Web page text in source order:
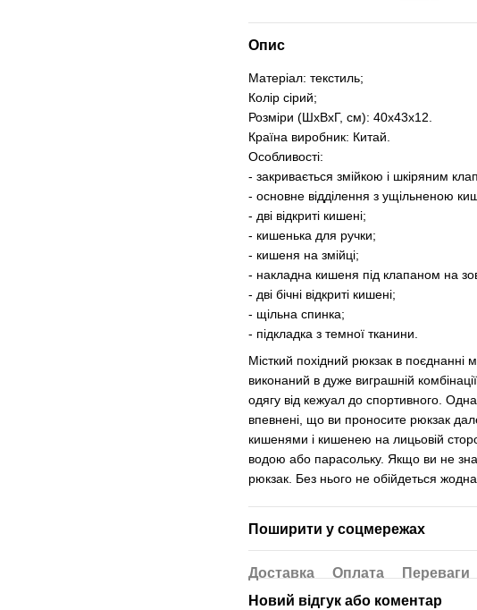
Опис
Матеріал: текстиль;
Колір сірий;
Розміри (ШхВхГ, см): 40х43х12.
Країна виробник: Китай.
Особливості:
- закривається змійкою і шкіряним
- основне відділення з ущільненою
- дві відкриті кишені;
- кишенька для ручки;
- кишеня на змійці;
- накладна кишеня під клапаном на
- дві бічні відкриті кишені;
- щільна спинка;
- підкладка з темної тканини.
Місткий похідний рюкзак в поєднанні
виконаний в дуже виграшній
одягу від кежуал до спортивного.
впевнені, що ви проносите рюкзак
кишенями і кишенею на лицьовій
водою або парасольку. Якщо ви не
рюкзак. Без нього не обійдеться
Поширити у соцмережах
Доставка Оплата Переваги
Новий відгук або коментар